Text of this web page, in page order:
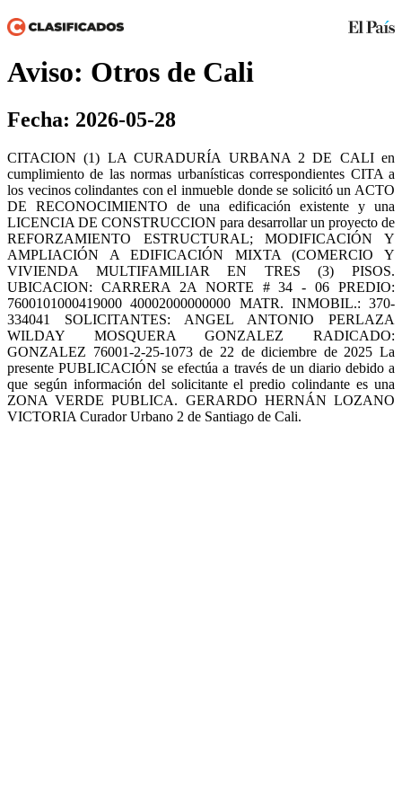
Aviso: Otros de Cali
Fecha: 2026-05-28
CITACION (1) LA CURADURÍA URBANA 2 DE CALI en
cumplimiento de las normas urbanísticas correspondientes CITA a
los vecinos colindantes con el inmueble donde se solicitó un ACTO
DE RECONOCIMIENTO de una edificación existente y una
LICENCIA DE CONSTRUCCION para desarrollar un proyecto de
REFORZAMIENTO ESTRUCTURAL; MODIFICACIÓN Y
AMPLIACIÓN A EDIFICACIÓN MIXTA (COMERCIO Y
VIVIENDA MULTIFAMILIAR EN TRES (3) PISOS.
UBICACION: CARRERA 2A NORTE # 34 - 06 PREDIO:
7600101000419000 40002000000000 MATR. INMOBIL.: 370-
334041 SOLICITANTES: ANGEL ANTONIO PERLAZA
WILDAY MOSQUERA GONZALEZ RADICADO:
GONZALEZ 76001-2-25-1073 de 22 de diciembre de 2025 La
presente PUBLICACIÓN se efectúa a través de un diario debido a
que según información del solicitante el predio colindante es una
ZONA VERDE PUBLICA. GERARDO HERNÁN LOZANO
VICTORIA Curador Urbano 2 de Santiago de Cali.